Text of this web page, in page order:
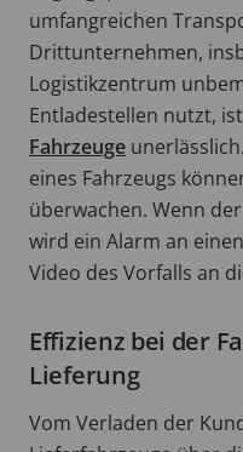
umfangreichen
Drittunternehmen,
Logistikzentrum
Entladestellen nutzt, ist
Fahrzeuge
eines Fahrzeugs
überwachen. Wenn
wird ein Alarm an
Video des Vorfalls an
Effizienz bei der
Lieferung
Vom Verladen der